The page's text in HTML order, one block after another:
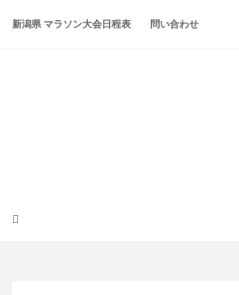
新潟県 マラソン大会日程表 問い合わせ